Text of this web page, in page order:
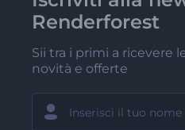
Renderforest
Sii tra i primi a ricevere
novità e offerte